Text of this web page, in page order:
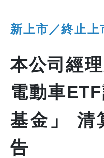
新上市／終止上
本公司經
電動車
基金」 清
告